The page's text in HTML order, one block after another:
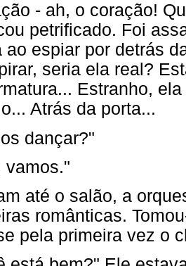
- ah, o coração!
petrificado. Foi
ao espiar por detrás
seria ela real?
Estranho,
Atrás da porta...
dançar?"
vamos."
até o salão, a
românticas.
pela primeira vez o